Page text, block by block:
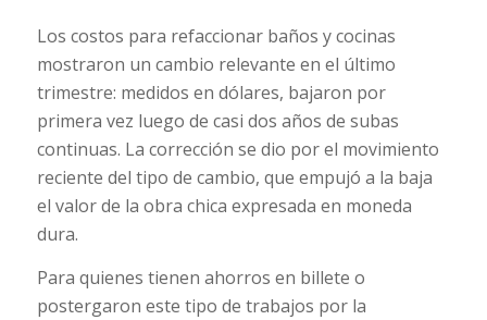
Los costos para refaccionar baños y cocinas
mostraron un cambio relevante en el último
trimestre: medidos en dólares, bajaron por
primera vez luego de casi dos años de subas
continuas. La corrección se dio por el movimiento
reciente del tipo de cambio, que empujó a la baja
el valor de la obra chica expresada en moneda
dura.
Para quienes tienen ahorros en billete o
postergaron este tipo de trabajos por la